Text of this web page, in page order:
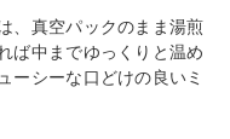
、真空パックのまま湯煎
ば中までゆっくりと温め
ーシーな口どけの良いミ